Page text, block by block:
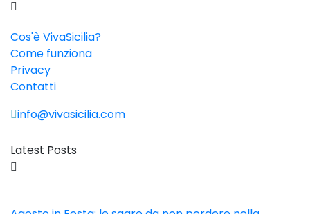
Cos'è VivaSicilia?
Come funziona
Privacy
Contatti
info@vivasicilia.com
Latest Posts